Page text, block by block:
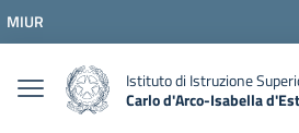
Vai al menu di navigazione
Vai al footer
MIUR
Istituto di Istruzione
Carlo d'Arco-Isabella